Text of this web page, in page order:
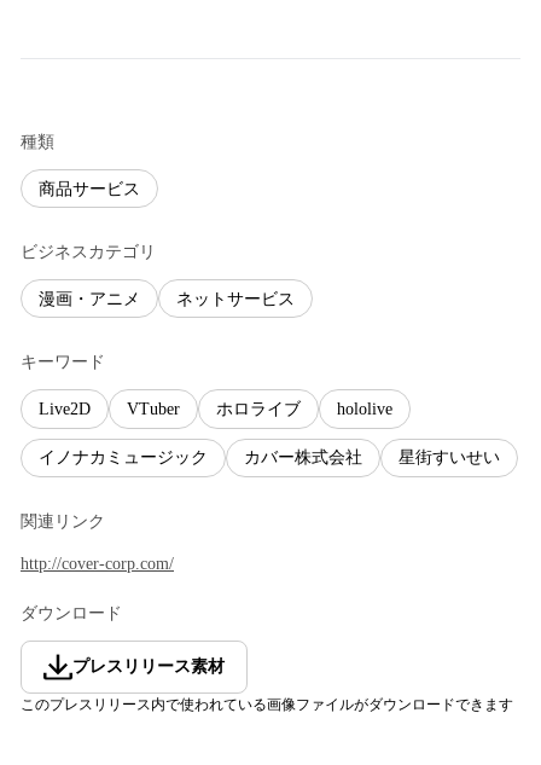
種類
商品サービス
ビジネスカテゴリ
漫画・アニメ ネットサービス
キーワード
Live2D VTuber ホロライブ hololive
イノナカミュージック カバー株式会社 星街すいせい
関連リンク
http://cover-corp.com/
ダウンロード
プレスリリース素材
このプレスリリース内で使われている画像ファイルがダウンロードできます